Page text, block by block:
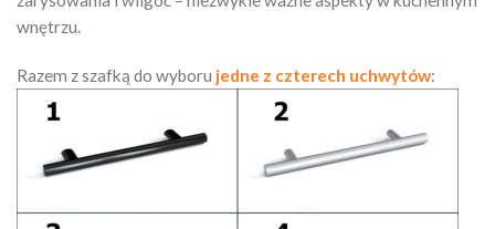
wnętrzu.
Razem z szafką do wyboru jedne z czterech uchwytów: